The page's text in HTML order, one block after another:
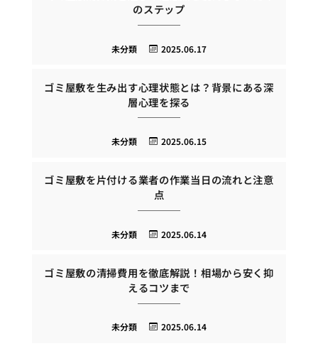
のステップ
2025.06.17
未分類
ゴミ屋敷を生み出す心理状態とは？背景にある深
層心理を探る
2025.06.15
未分類
ゴミ屋敷を片付ける業者の作業当日の流れと注意
点
2025.06.14
未分類
ゴミ屋敷の清掃費用を徹底解説！相場から安く抑
えるコツまで
2025.06.14
未分類